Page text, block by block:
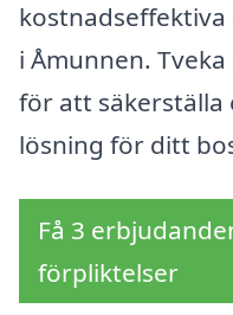
i Åmunnen.
för att säkerställa
lösning för ditt
Få 3
förpliktelser